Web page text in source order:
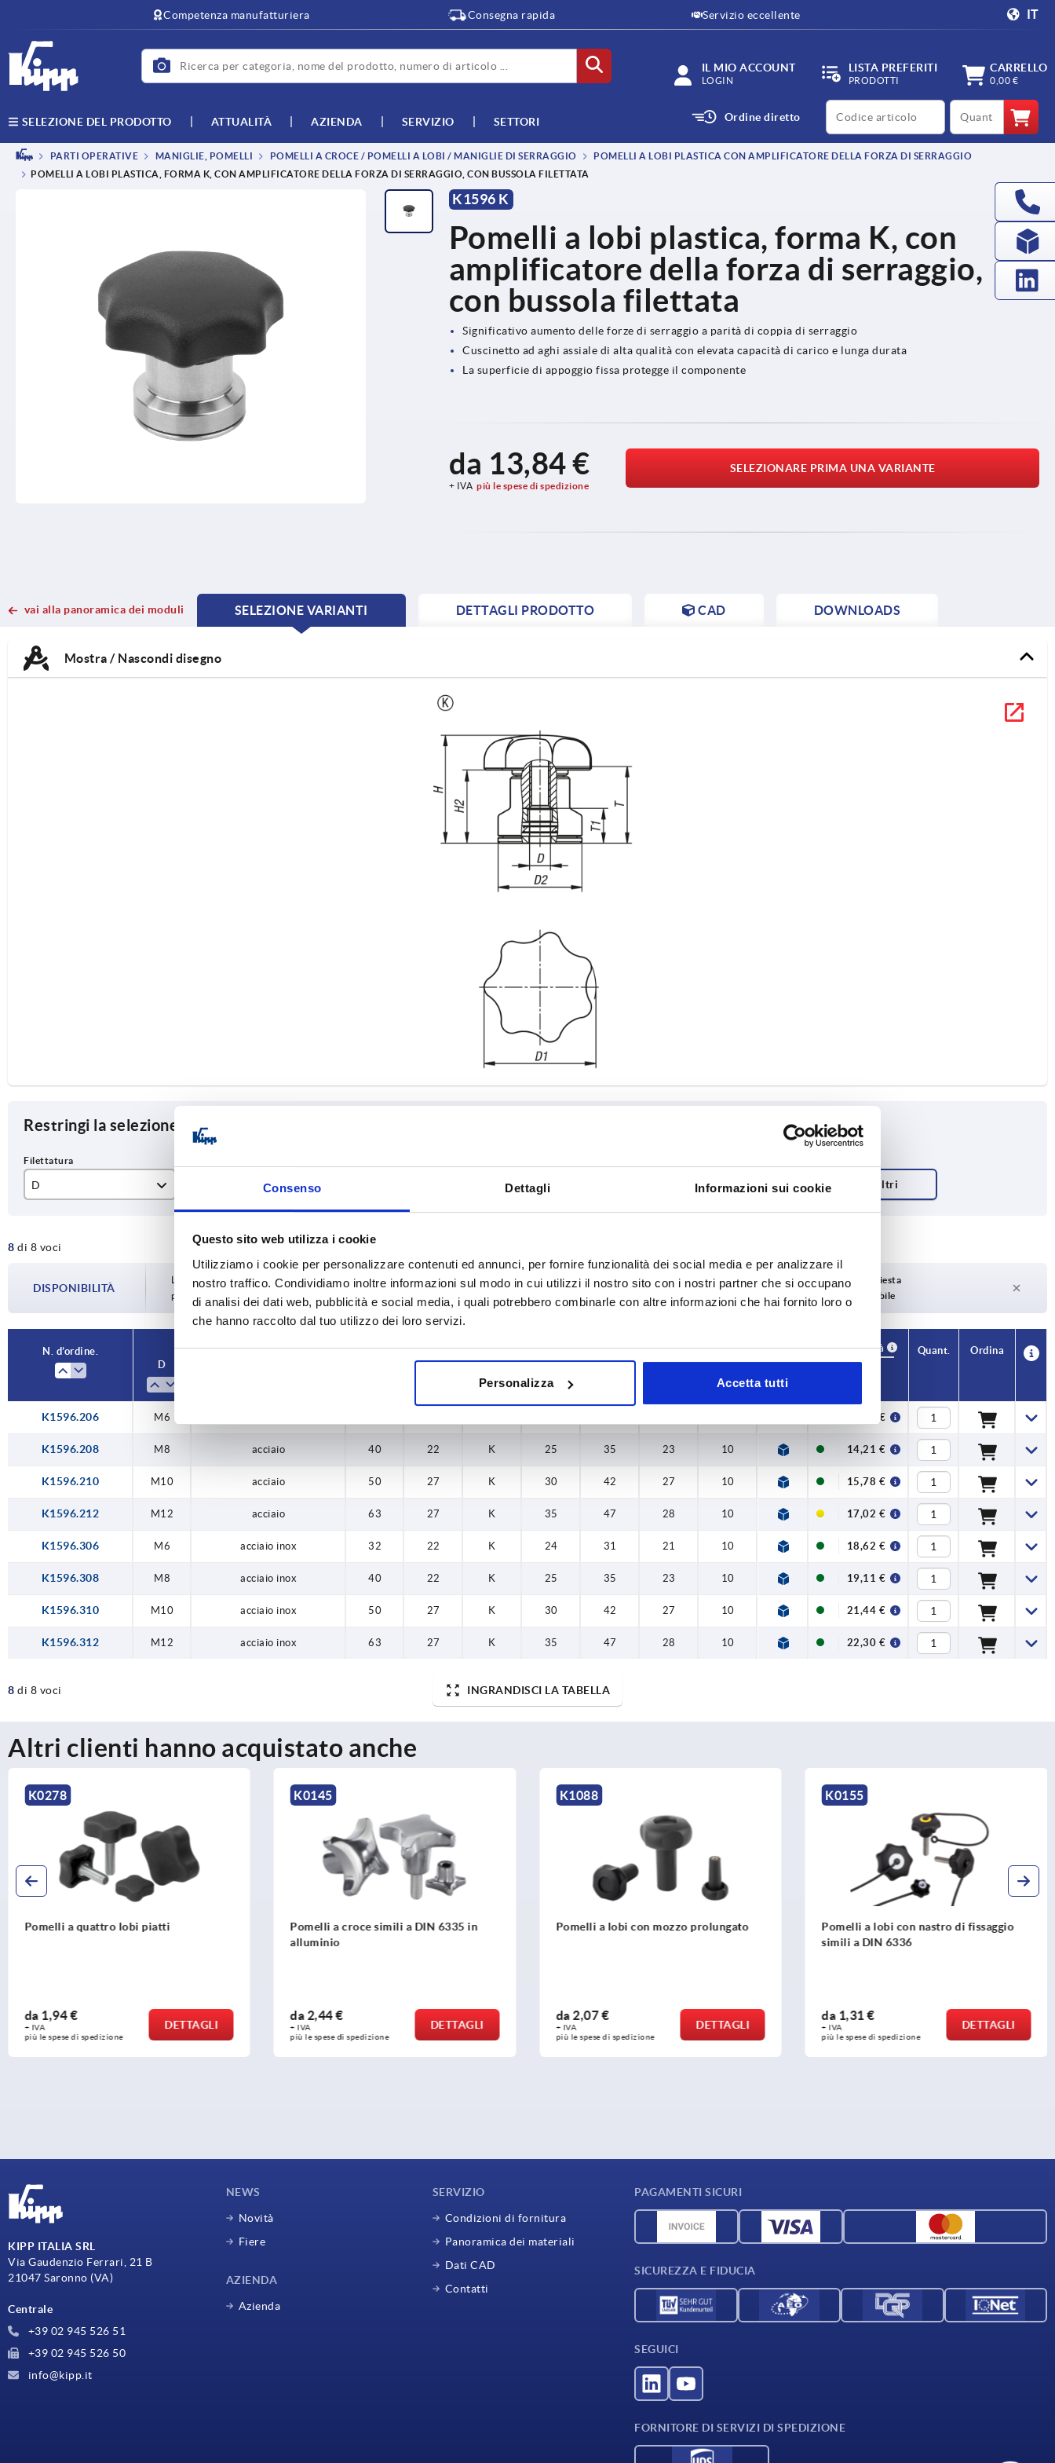
Consenso Dettagli Informazioni sui cookie
Questo sito web utilizza i cookie
Utilizziamo i cookie per personalizzare contenuti ed annunci, per fornire funzionalità dei social media e per analizzare il
nostro traffico. Condividiamo inoltre informazioni sul modo in cui utilizzi il nostro sito con i nostri partner che si occupano
di analisi dei dati web, pubblicità e social media, i quali potrebbero combinarle con altre informazioni che hai fornito loro o
che hanno raccolto dal tuo utilizzo dei loro servizi.
Personalizza Accetta tutti
Competenza manufatturiera Consegna rapida Servizio eccellente IT
IL MIO ACCOUNT
LOGIN
LISTA PREFERITI
PRODOTTI
CARRELLO
0,00 €
SELEZIONE DEL PRODOTTO ATTUALITÀ AZIENDA SERVIZIO SETTORI Ordine diretto
productCode qty
PARTI OPERATIVE MANIGLIE, POMELLI POMELLI A CROCE / POMELLI A LOBI / MANIGLIE DI SERRAGGIO
POMELLI A LOBI PLASTICA CON AMPLIFICATORE DELLA FORZA DI SERRAGGIO
POMELLI A LOBI PLASTICA, FORMA K, CON AMPLIFICATORE DELLA FORZA DI SERRAGGIO, CON BUSSOLA FILETTATA
K1596 K
Pomelli a lobi plastica, forma K, con
amplificatore della forza di serraggio,
con bussola filettata
Significativo aumento delle forze di serraggio a parità di coppia di serraggio
Cuscinetto ad aghi assiale di alta qualità con elevata capacità di carico e lunga durata
La superficie di appoggio fissa protegge il componente
da 13,84 €
+ IVA più le spese di spedizione
SELEZIONARE PRIMA UNA VARIANTE
vai alla panoramica dei moduli
SELEZIONE VARIANTI
CURRENT
CURRENT
DETTAGLI PRODOTTO CAD DOWNLOADS
Mostra / Nascondi disegno
Restringi la selezione degli articoli
D
M8
M12
Materiale Componente
acciaio
acciaio inox
32
50
22 K
8 di 8 voci
DISPONIBILITÀ
La disponibilità viene aggiornata più volte al giorno a intervalli regolari. Nell’ultima fase
prima di completare l’ordine, vi verrà comunicata la data di spedizione confermata.
1 - 3 giorni
Tempi di consegna su richiesta
4-20 giorni
Attualmente non disponibile
N. d’ordine.
D
T Forma D2 H H2 T1
CAD
Disponibilità
Prezzo
Quant. Ordina
K1596.206 M6 13,84 €
K1596.208 M8 acciaio 40 22 K 25 35 23 10 14,21 €
K1596.210 M10 acciaio 50 27 K 30 42 27 10 15,78 €
K1596.212 M12 acciaio 63 27 K 35 47 28 10 17,02 €
K1596.306 M6 acciaio inox 32 22 K 24 31 21 10 18,62 €
K1596.308 M8 acciaio inox 40 22 K 25 35 23 10 19,11 €
K1596.310 M10 acciaio inox 50 27 K 30 42 27 10 21,44 €
K1596.312 M12 acciaio inox 63 27 K 35 47 28 10 22,30 €
8 di 8 voci INGRANDISCI LA TABELLA
Altri clienti hanno acquistato anche
K0145
Pomelli a croce simili a DIN 6335 in
da2,44 €
+ IVA
più le spese di spedizione
DETTAGLI
K1088
Pomelli a lobi con mozzo prolungato
da2,07 €
+ IVA
più le spese di spedizione
DETTAGLI
K0155
Pomelli a lobi con nastro di fissaggio
da1,31 €
+ IVA
più le spese di spedizione
DETTAGLI
K0154
Pomelli a lobi con nastro di fissaggio
simili a DIN 6336 parti metalliche in
da1,70 €
+ IVA
più le spese di spedizione
DETTAGLI
KIPP ITALIA SRL
Via Gaudenzio Ferrari, 21 B
21047 Saronno (VA)
Centrale
+39 02 945 526 51
+39 02 945 526 50
info@kipp.it
NEWS
Novità
Fiere
AZIENDA
Azienda
SERVIZIO
Condizioni di fornitura
Panoramica dei materiali
Dati CAD
Contatti
PAGAMENTI SICURI
SICUREZZA E FIDUCIA
SEGUICI
FORNITORE DI SERVIZI DI SPEDIZIONE